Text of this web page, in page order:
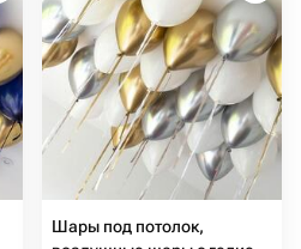
Шары под потолок,